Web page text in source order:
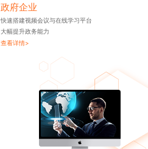
政府企业
快速搭建视频会议与在线学习平台
大幅提升政务能力
查看详情>